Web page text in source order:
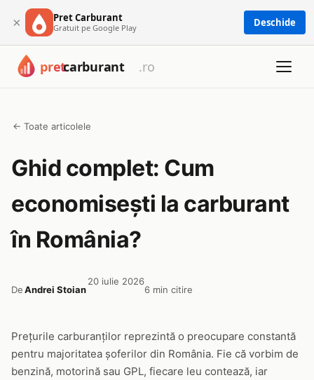
× Pret Carburant
Gratuit pe Google Play Deschide
← Toate articolele
Ghid complet: Cum
economisești la carburant
în România?
DeAndrei Stoian
20 iulie 2026
6 min citire
Prețurile carburanților reprezintă o preocupare constantă
pentru majoritatea șoferilor din România. Fie că vorbim de
benzină, motorină sau GPL, fiecare leu contează, iar